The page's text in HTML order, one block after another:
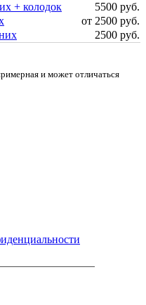
+ колодок
5500 руб.
от 2500 руб.
2500 руб.
и может отличаться